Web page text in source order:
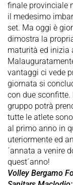
finale provinciale
il medesimo
set. Ma oggi è
dimostra la
maturità ed inizia
vantaggi ci vede
giornata si
con due
gruppo potrà
tutte le atlete
al primo anno in
uteriormente ed
´annata a venire
quest´anno!
Volley Bergamo